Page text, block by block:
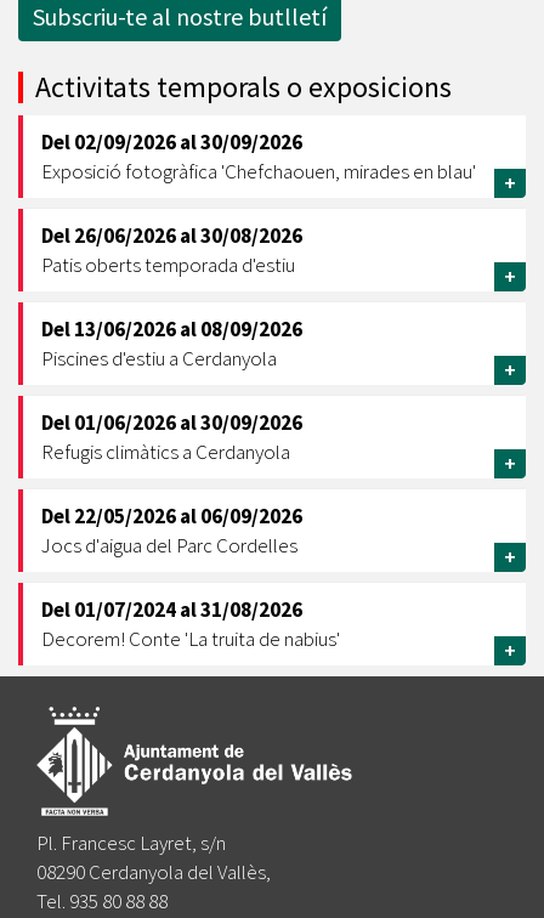
Subscriu-te al nostre butlletí
Activitats temporals o exposicions
Del02/09/2026al30/09/2026
Exposició fotogràfica 'Chefchaouen, mirades en blau'
+
Del26/06/2026al30/08/2026
Patis oberts temporada d'estiu
+
Del13/06/2026al08/09/2026
Piscines d'estiu a Cerdanyola
+
Del01/06/2026al30/09/2026
Refugis climàtics a Cerdanyola
+
Del22/05/2026al06/09/2026
Jocs d'aigua del Parc Cordelles
+
Del01/07/2024al31/08/2026
Decorem! Conte 'La truita de nabius'
+
Pl. Francesc Layret, s/n
08290 Cerdanyola del Vallès,
Tel. 935 80 88 88